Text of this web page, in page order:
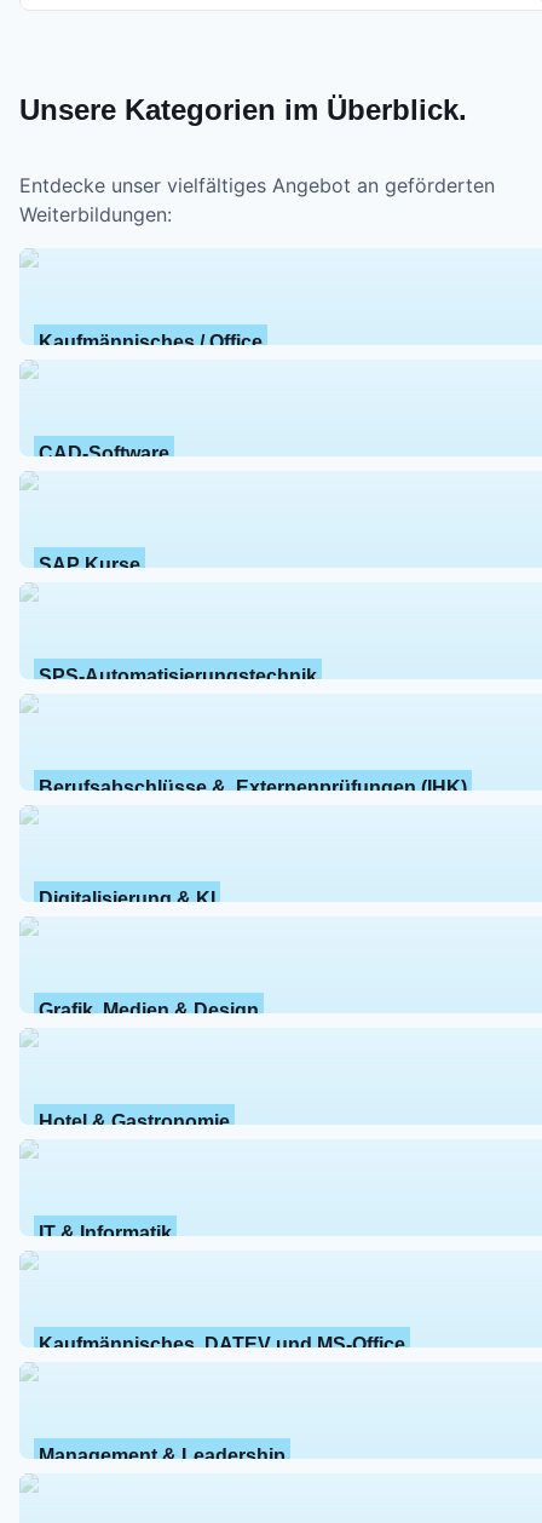
Unsere Kategorien im Überblick.
Entdecke unser vielfältiges Angebot an geförderten
Weiterbildungen:
Kaufmännisches / Office
CAD-Software
SAP Kurse
SPS-Automatisierungstechnik
Berufsabschlüsse &  Externenprüfungen (IHK)
Digitalisierung & KI
Grafik, Medien & Design
Hotel & Gastronomie
IT & Informatik
Kaufmännisches, DATEV und MS-Office
Management & Leadership